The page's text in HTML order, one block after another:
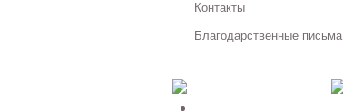
Контакты
Благодарственные письма